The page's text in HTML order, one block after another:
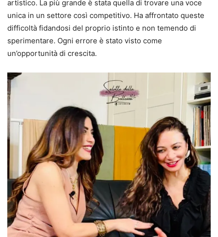
artistico. La più grande è stata quella di trovare una voce
unica in un settore così competitivo. Ha affrontato queste
difficoltà fidandosi del proprio istinto e non temendo di
sperimentare. Ogni errore è stato visto come
un’opportunità di crescita.